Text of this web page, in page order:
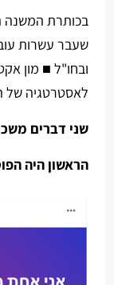
בכותרת המשנה
שעבר עשרות
ובחו"ל ■ מון
לאסטרטגיה של
שני דברים
הראשון היה